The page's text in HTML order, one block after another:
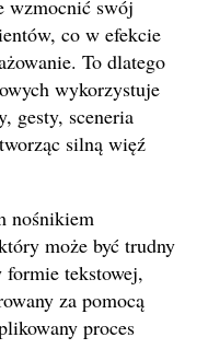
wzmocnić swój
co w efekcie
To dlatego
wykorzystuje
gesty, sceneria
silną więź
nośnikiem
może być trudny
tekstowej,
za pomocą
proces